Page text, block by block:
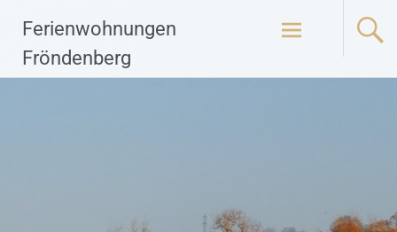
Inhalt
springen
Ferienwohnungen
Fröndenberg